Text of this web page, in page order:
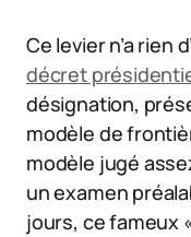
Ce levier n’a rien
décret
désignation,
modèle de
modèle jugé
un examen
jours, ce fameux